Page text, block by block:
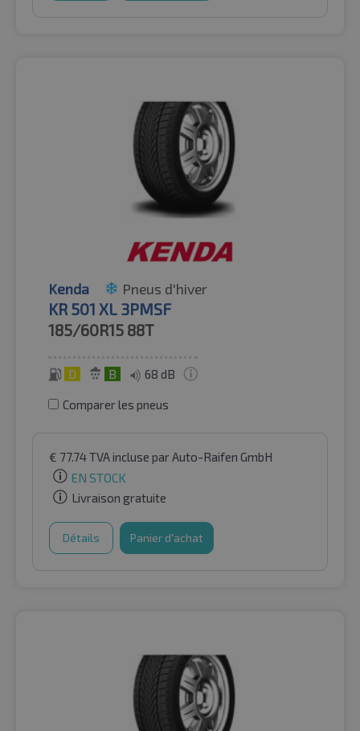
Kenda Pneus d'hiver
KR 501 XL 3PMSF
185/60R15 88T
D B 68 dB
Comparer les pneus
€ 77.74TVA incluse par Auto-Raifen GmbH
EN STOCK
Livraison gratuite
Détails Panier d'achat